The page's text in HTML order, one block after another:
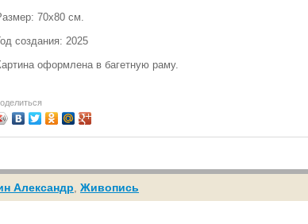
70х80 см.
создания: 2025
оформлена в багетную раму.
Александр, Живопись